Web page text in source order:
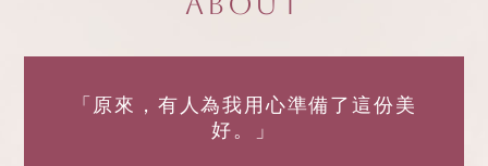
「原來，有人為我用心準備了這份美
好。」